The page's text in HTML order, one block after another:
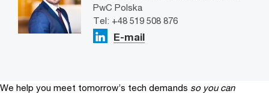
PwC Polska
Tel: +48 519 508 876
E-mail
We help you meet tomorrow’s tech demands so you can